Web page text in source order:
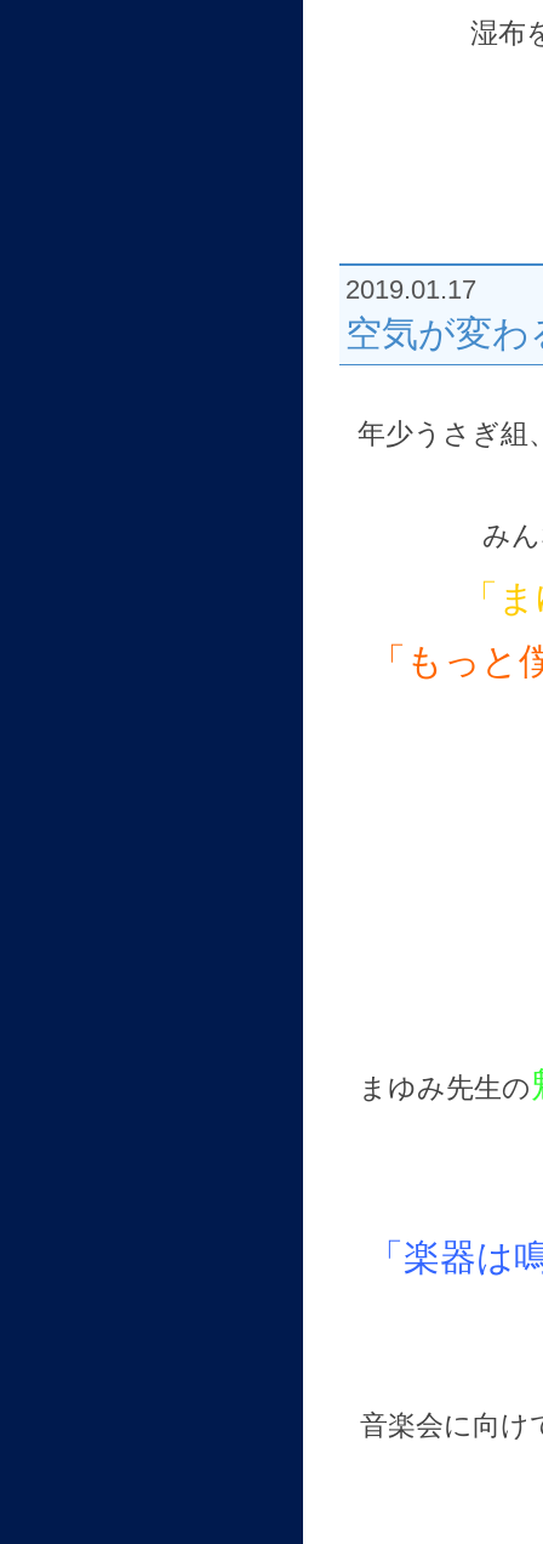
湿布
2019.01.17
空気が変わ
年少うさぎ組
み
「
「もっと
まゆみ先生の
「楽器は
音楽会に向け